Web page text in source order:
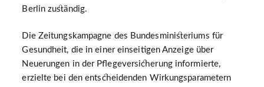
Berlin zuständig.
Die Zeitungskampagne des Bundesministeriums für
Gesundheit, die in einer einseitigen Anzeige über
Neuerungen in der Pflegeversicherung informierte,
erzielte bei den entscheidenden Wirkungsparametern